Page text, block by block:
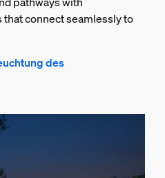
connect seamlessly to
des